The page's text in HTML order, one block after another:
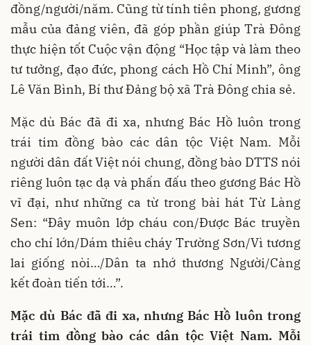
đồng/người/năm. Cũng từ tính tiên phong, gương
mẫu của đảng viên, đã góp phần giúp Trà Đông
thực hiện tốt Cuộc vận động “Học tập và làm theo
tư tưởng, đạo đức, phong cách Hồ Chí Minh”, ông
Lê Văn Bình, Bí thư Đảng bộ xã Trà Đông chia sẻ.
Mặc dù Bác đã đi xa, nhưng Bác Hồ luôn trong
trái tim đồng bào các dân tộc Việt Nam. Mỗi
người dân đất Việt nói chung, đồng bào DTTS nói
riêng luôn tạc dạ và phấn đấu theo gương Bác Hồ
vĩ đại, như những ca từ trong bài hát Từ Làng
Sen: “Đây muôn lớp cháu con/Được Bác truyền
cho chí lớn/Dám thiêu cháy Trường Sơn/Vì tương
lai giống nòi…/Dân ta nhớ thương Người/Càng
kết đoàn tiến tới…”.
Mặc dù Bác đã đi xa, nhưng Bác Hồ luôn trong
trái tim đồng bào các dân tộc Việt Nam. Mỗi